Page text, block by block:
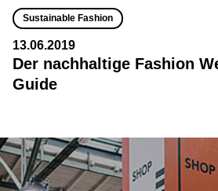
Sustainable Fashion
13.06.2019
Der nachhaltige Fashion
Guide